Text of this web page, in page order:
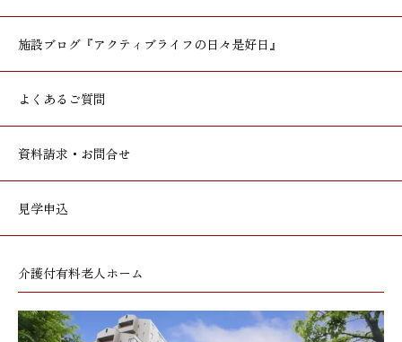
施設ブログ 『アクティブライフの日々是好日』
よくあるご質問
資料請求・お問合せ
見学申込
介護付有料老人ホーム